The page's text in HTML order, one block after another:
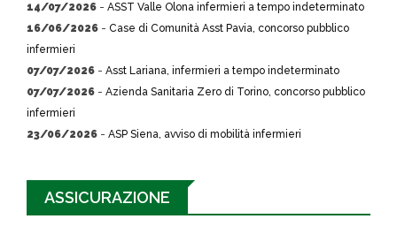
14/07/2026 - ASST Valle Olona infermieri a tempo indeterminato
16/06/2026 - Case di Comunità Asst Pavia, concorso pubblico
infermieri
07/07/2026 - Asst Lariana, infermieri a tempo indeterminato
07/07/2026 - Azienda Sanitaria Zero di Torino, concorso pubblico
infermieri
23/06/2026 - ASP Siena, avviso di mobilità infermieri
ASSICURAZIONE